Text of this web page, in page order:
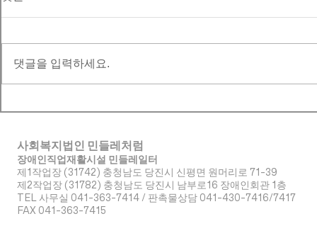
댓글을 입력하세요.
사회복지법인 민들레처럼
장애인직업재활시설 민들레일터
제1작업장 (31742) 충청남도 당진시 신평면 원머리로 71-39
​제2작업장 (31782) 충청남도 당진시 남부로16 장애인회관 1층
TEL 사무실 041-363-7414 / 판촉물상담 041-430-7416/7417
FAX 041-363-7415